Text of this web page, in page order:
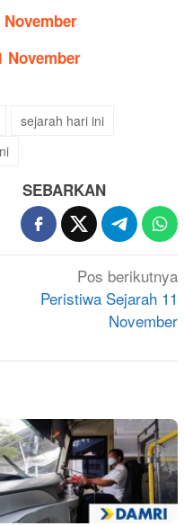
November
sejarah hari ini
SEBARKAN
Pos berikutnya
Peristiwa Sejarah 11
November